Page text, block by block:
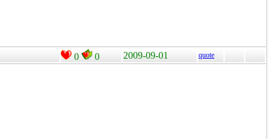
0 0 2009-09-01 quote